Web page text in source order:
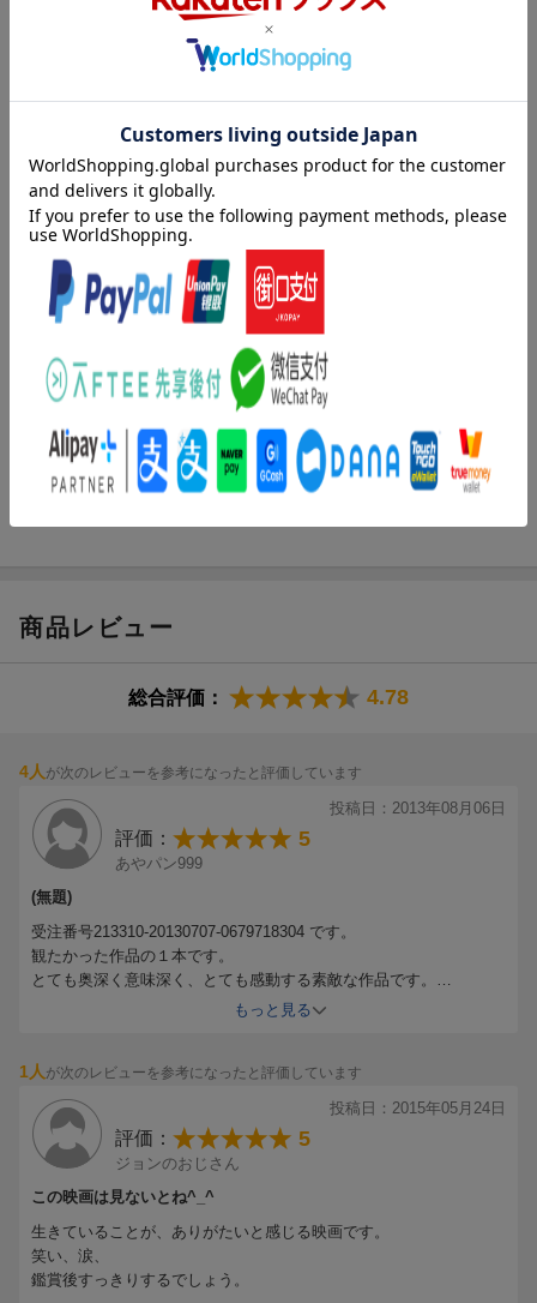
日本語字幕／英語字幕／吹替字幕
アメリカ
洋題 THE BUCKET LIST
い。そんな二人を結びつけたのは、一枚のリストーー棺おけに入
る前にやっておきたいことを書き出した “バケット(ル:棺おけ)・リ
スト"だった。「荘厳な景色を見る」「赤の他人に親切にする」
する」……と、エドワードが付け加えた!そうして始まった二人の
生涯最後の冒険旅行。人生でやり残したことを叶えるために。棺
おけに後悔を持ち込まないために。そして、最高の人生だったと
心の底から微笑むために。残された時間は6か月。でも、まだ決し
て遅くないーー!
【解説】
ジャック・ニコルソン X モーガン・フリーマンが男の人生と友情
を、明るく優しく描いた感動のヒューマンドラマ!/余命6ヶ月、一
収録内容
収録タイトル：
[Disc1]
『最高の人生の見つけ方』／DVD
アーティスト：ジャック・ニコルソン／モーガン・フリーマン／
ロブ・ライナー
出演：ジャック・ニコルソン／モーガン・フリーマン／ショー
監督：ロブ・ライナー
脚本：ジャスティン・ザッカム
「最高の人生の見つけ方」
商品レビュー
総合評価： 4.78
4人が次のレビューを参考になったと評価しています
投稿日：2013年08月06日
評価： 5
あやパン999
(無題)
受注番号213310-20130707-0679718304 です。
観たかった作品の１本です。
とても奥深く意味深く、とても感動する素敵な作品です。
ラストは感動の涙でいっぱいになりました。
もっと見る
1人が次のレビューを参考になったと評価しています
投稿日：2015年05月24日
評価： 5
ジョンのおじさん
この映画は見ないとね^_^
生きていることが、ありがたいと感じる映画です。
笑い、涙、
鑑賞後すっきりするでしょう。